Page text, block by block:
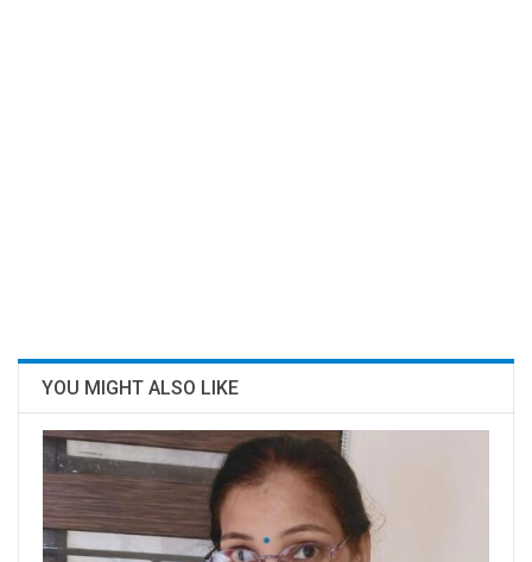
YOU MIGHT ALSO LIKE